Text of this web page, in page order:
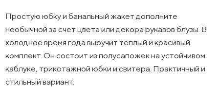
Простую юбку и банальный жакет дополните
необычной за счет цвета или декора рукавов блузы. В
холодное время года выручит теплый и красивый
комплект. Он состоит из полусапожек на устойчивом
каблуке, трикотажной юбки и свитера. Практичный и
стильный вариант.